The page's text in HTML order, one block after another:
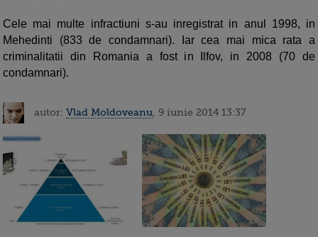
Cele mai multe infractiuni s-au inregistrat in anul 1998, in
Mehedinti (833 de condamnari). Iar cea mai mica rata a
criminalitatii din Romania a fost in Ilfov, in 2008 (70 de
condamnari).
autor: Vlad Moldoveanu , 9 iunie 2014 13:37